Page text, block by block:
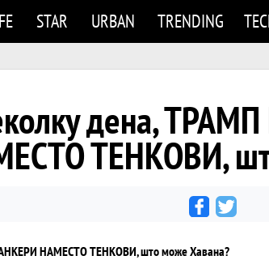
STAR URBAN TRENDING
дена,
ТЕНКОВИ,